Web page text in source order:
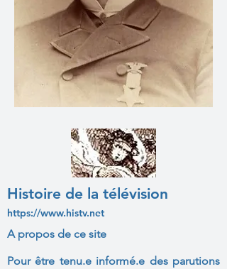
Histoire de la télévision
https://www.histv.net
A propos de ce site
Pour être tenu.e informé.e des parutions